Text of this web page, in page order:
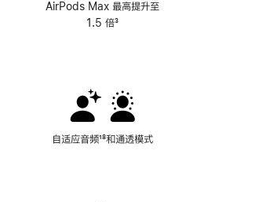
AirPods Max 最高提升至
1.5 倍脚
³
自适应音频脚
¹⁸和通透模式